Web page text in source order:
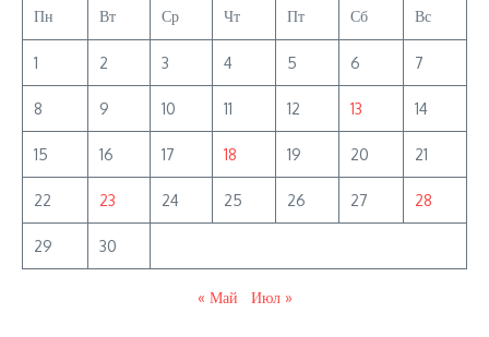
Пн Вт Ср Чт Пт Сб Вс
1 2 3 4 5 6 7
8 9 10 11 12 13 14
15 16 17 18 19 20 21
22 23 24 25 26 27 28
29 30
« Май Июл »